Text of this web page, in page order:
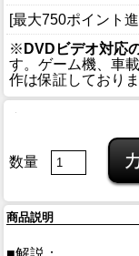
[最大750ポイント
※ DVDビデオ対応
す。ゲーム機、車
作は保証しておりま
数量
商品説明